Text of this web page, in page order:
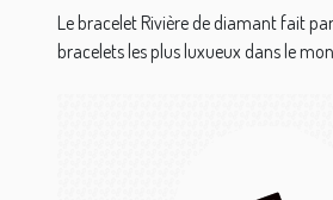
Le bracelet Rivière de diamant fait
bracelets les plus luxueux dans le